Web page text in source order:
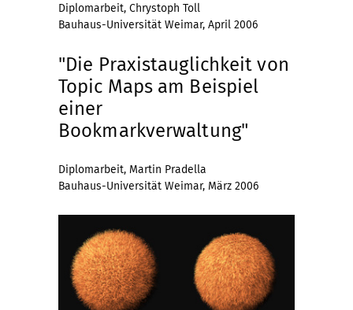
Diplomarbeit, Chrystoph Toll
Bauhaus-Universität Weimar, April 2006
"Die Praxistauglichkeit von
Topic Maps am Beispiel
einer
Bookmarkverwaltung"
Diplomarbeit, Martin Pradella
Bauhaus-Universität Weimar, März 2006